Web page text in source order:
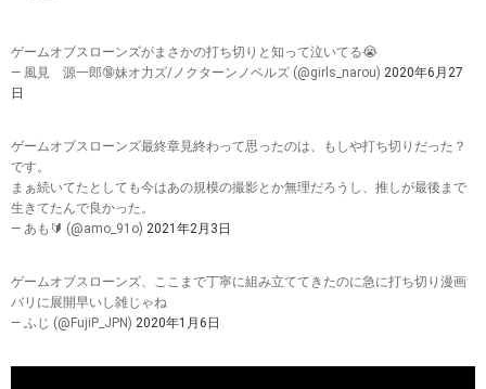
ゲームオブスローンズがまさかの打ち切りと知って泣いてる😭
— 風見 源一郎🔞妹オ力ズ/ノクターンノベルズ (@girls_narou) 2020年6月27
日
ゲームオブスローンズ最終章見終わって思ったのは、もしや打ち切りだった？
です。
まぁ続いてたとしても今はあの規模の撮影とか無理だろうし、推しが最後まで
生きてたんで良かった。
— あも🔰 (@amo_91o) 2021年2月3日
ゲームオブスローンズ、ここまで丁寧に組み立ててきたのに急に打ち切り漫画
バリに展開早いし雑じゃね
— ふじ (@FujiP_JPN) 2020年1月6日